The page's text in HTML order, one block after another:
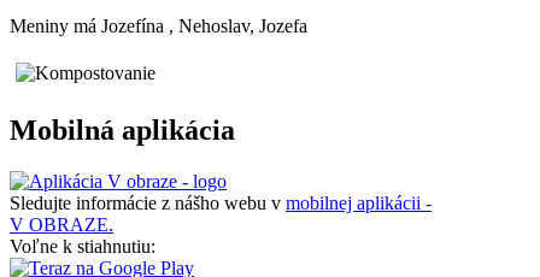
Meniny má Jozefína , Nehoslav, Jozefa
Mobilná aplikácia
Sledujte informácie z nášho webu v mobilnej aplikácii -
V OBRAZE.
Voľne k stiahnutiu: